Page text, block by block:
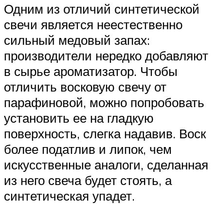
Одним из отличий синтетической
свечи является неестественно
сильный медовый запах:
производители нередко добавляют
в сырье ароматизатор. Чтобы
отличить восковую свечу от
парафиновой, можно попробовать
установить ее на гладкую
поверхность, слегка надавив. Воск
более податлив и липок, чем
искусственные аналоги, сделанная
из него свеча будет стоять, а
синтетическая упадет.